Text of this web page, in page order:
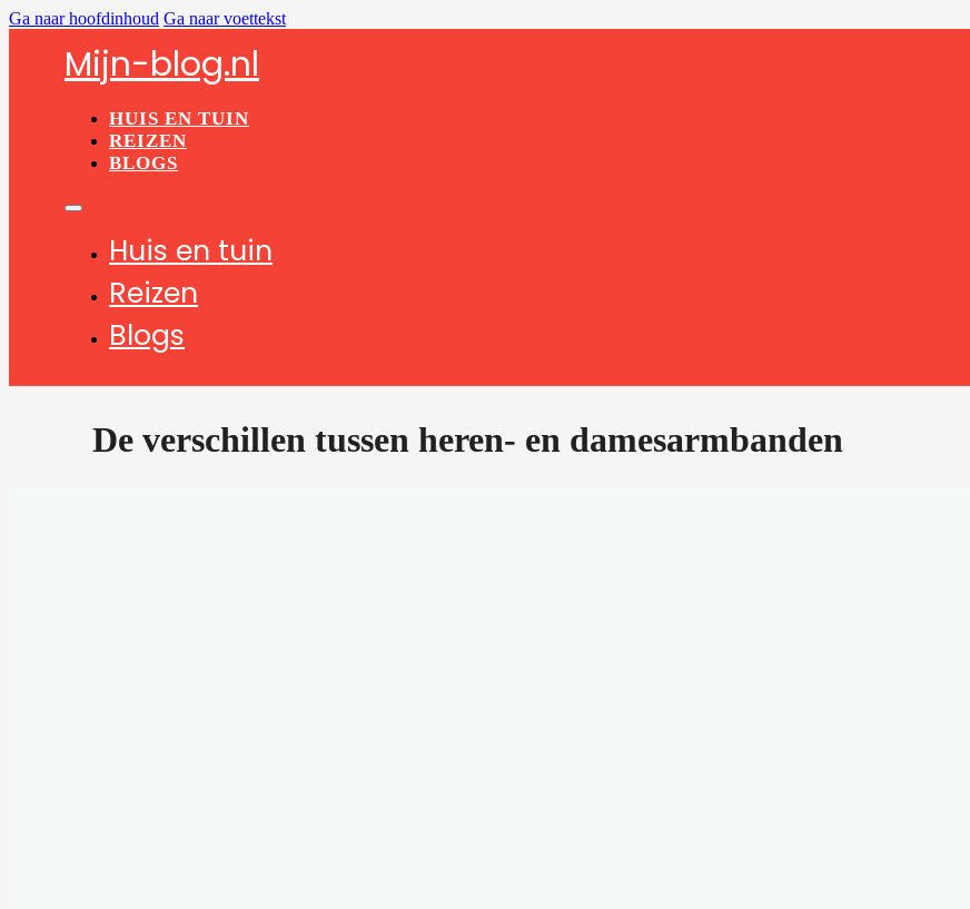
Ga naar hoofdinhoud Ga naar voettekst
Mijn-blog.nl
HUIS EN TUIN
REIZEN
BLOGS
Huis en tuin
Reizen
Blogs
De verschillen tussen heren- en damesarmbanden